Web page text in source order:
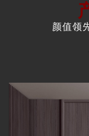
颜值领